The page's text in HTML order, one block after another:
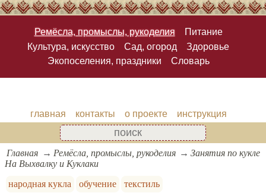
Ремёсла, промыслы, рукоделия
Питание
Культура, искусство
Сад, огород
Здоровье
Экопоселения, праздники
Словарь
главная контакты о проекте инструкция
Главная Ремёсла, промыслы, рукоделия
Занятия по кукле
На Выхвалку и Куклаки
народная кукла
обучение текстиль